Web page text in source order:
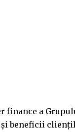
finance a
beneficii